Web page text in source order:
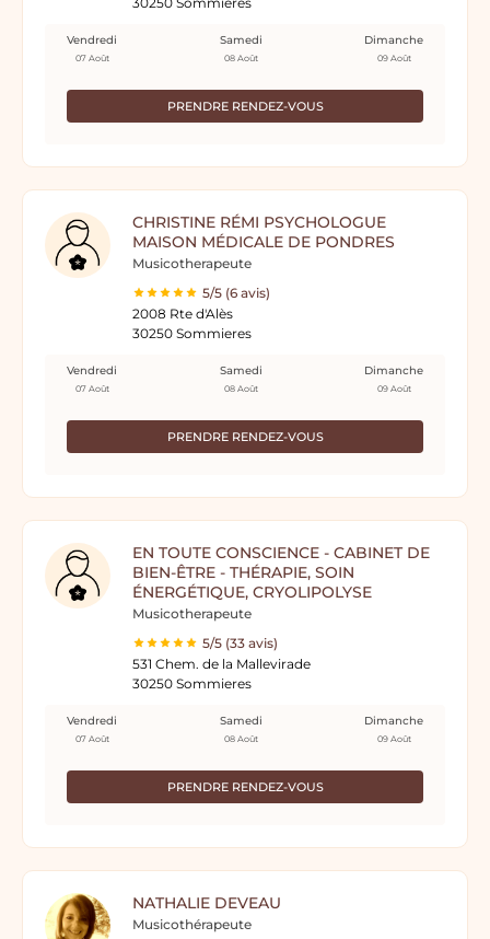
PRENDRE RENDEZ-VOUS
Vendredi
07 Août
Samedi
08 Août
Dimanche
09 Août
CHRISTINE RÉMI PSYCHOLOGUE
MAISON MÉDICALE DE PONDRES
Musicotherapeute
5/5 (6 avis)
2008 Rte d'Alès
30250 Sommieres
PRENDRE RENDEZ-VOUS
Vendredi
07 Août
Samedi
08 Août
Dimanche
09 Août
EN TOUTE CONSCIENCE - CABINET DE
BIEN-ÊTRE - THÉRAPIE, SOIN
ÉNERGÉTIQUE, CRYOLIPOLYSE
Musicotherapeute
5/5 (33 avis)
531 Chem. de la Mallevirade
30250 Sommieres
PRENDRE RENDEZ-VOUS
Vendredi
07 Août
Samedi
08 Août
Dimanche
09 Août
NATHALIE DEVEAU
Musicothérapeute